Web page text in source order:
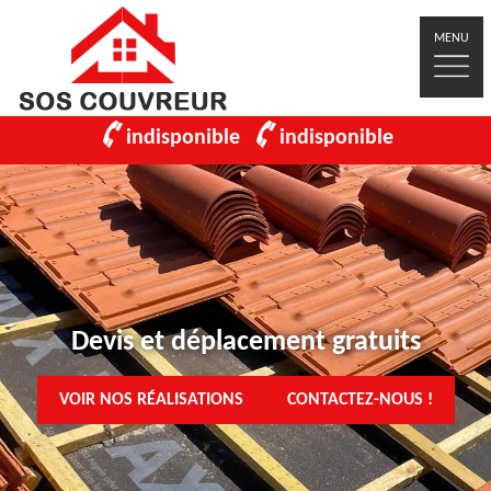
MENU
indisponible indisponible
Devis et déplacement gratuits
VOIR NOS RÉALISATIONS CONTACTEZ-NOUS !